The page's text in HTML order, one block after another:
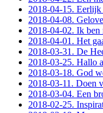
2018-04-15. Eerlijk
2018-04-08.
2018-04-02. Ik ben
2018-04-01. Het
2018-03-31. De
2018-03-25. Hallo
2018-03-18. God
2018-03-11. Doen
2018-03-04. Een
2018-02-25.